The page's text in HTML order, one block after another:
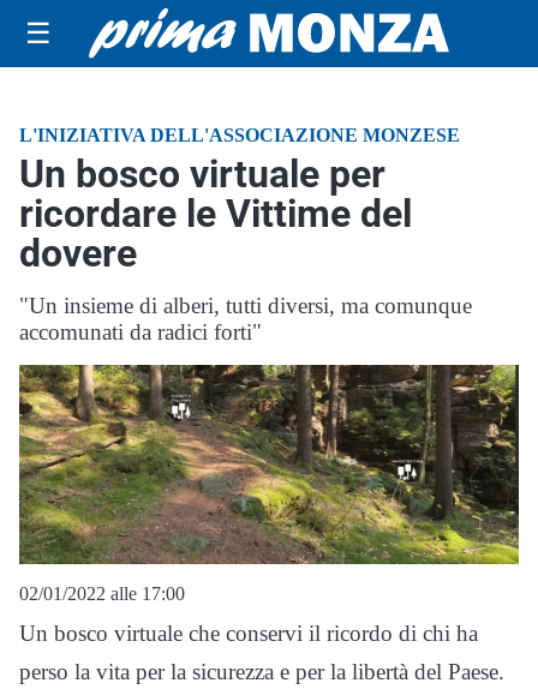
☰
L'INIZIATIVA DELL'ASSOCIAZIONE MONZESE
Un bosco virtuale per
ricordare le Vittime del
dovere
"Un insieme di alberi, tutti diversi, ma comunque
accomunati da radici forti"
02/01/2022 alle 17:00
Un bosco virtuale che conservi il ricordo di chi ha
perso la vita per la sicurezza e per la libertà del Paese.